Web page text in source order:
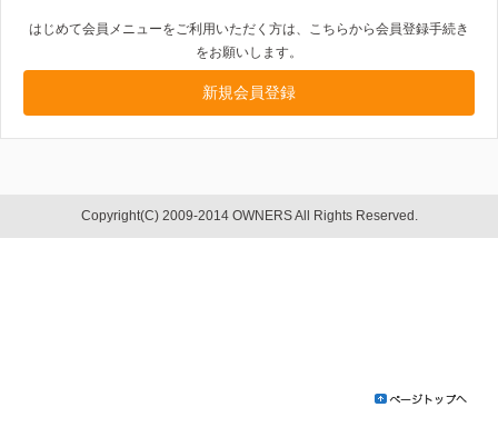
はじめて会員メニューをご利用いただく方は、こちらから会員登録手続き
をお願いします。
新規会員登録
Copyright(C) 2009-2014 OWNERS All Rights Reserved.